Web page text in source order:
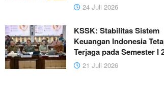
24 Juli 2026
KSSK: Stabilitas Sistem
Keuangan Indonesia
Terjaga pada Semester I
21 Juli 2026